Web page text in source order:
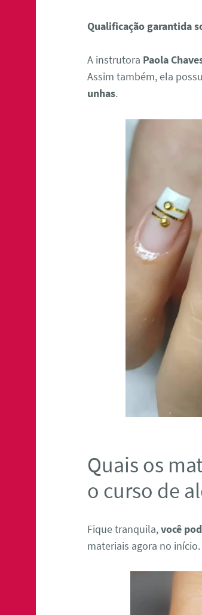
Qualificação garantida
A instrutora Paola
Assim também, ela
unhas.
Quais os
o curso de
Fique tranquila,você
materiais agora no início.